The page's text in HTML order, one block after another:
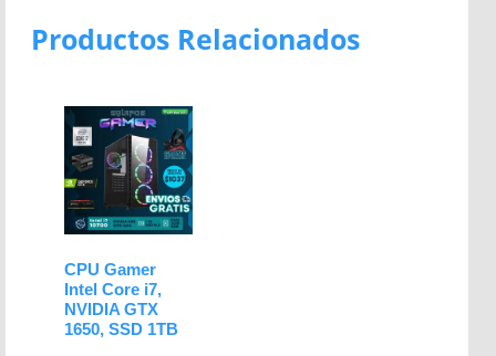
Productos Relacionados
CPU Gamer
Intel Core i7,
NVIDIA GTX
1650, SSD 1TB